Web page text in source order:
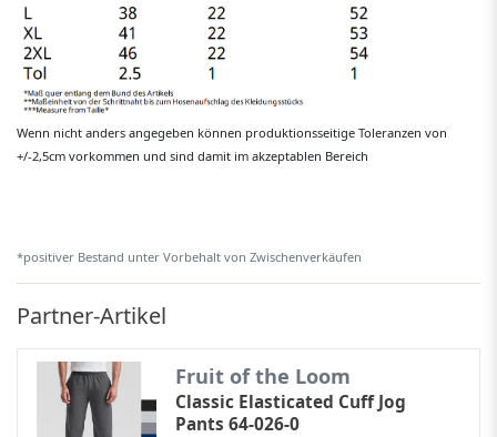
Wenn nicht anders angegeben können produktionsseitige Toleranzen von
+/-2,5cm vorkommen und sind damit im akzeptablen Bereich
*positiver Bestand unter Vorbehalt von Zwischenverkäufen
Partner-Artikel
Fruit of the Loom
Classic Elasticated Cuff Jog
Pants 64-026-0